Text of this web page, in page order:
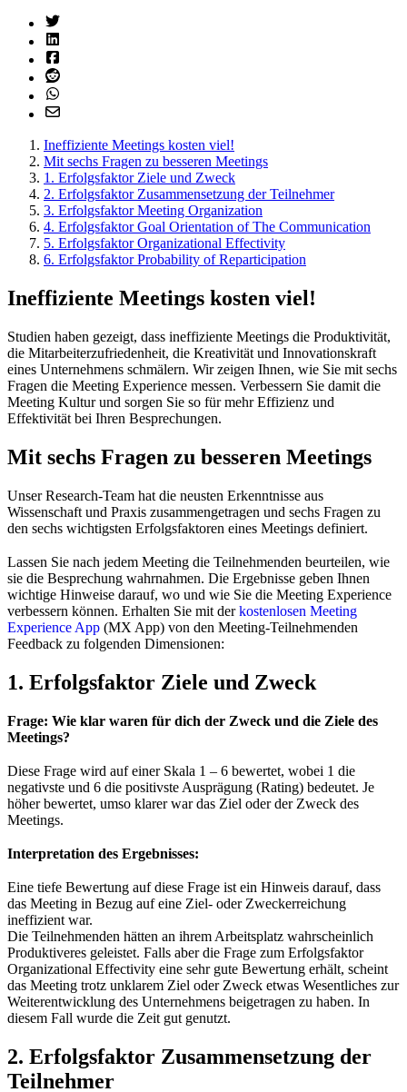
Ineffiziente Meetings kosten viel!
Mit sechs Fragen zu besseren Meetings
1. Erfolgsfaktor Ziele und Zweck
2. Erfolgsfaktor Zusammensetzung der Teilnehmer
3. Erfolgsfaktor Meeting Organization
4. Erfolgsfaktor Goal Orientation of The Communication
5. Erfolgsfaktor Organizational Effectivity
6. Erfolgsfaktor Probability of Reparticipation
Ineffiziente Meetings kosten viel!
Studien haben gezeigt, dass ineffiziente Meetings die Produktivität,
die Mitarbeiterzufriedenheit, die Kreativität und Innovationskraft
eines Unternehmens schmälern. Wir zeigen Ihnen, wie Sie mit sechs
Fragen die Meeting Experience messen. Verbessern Sie damit die
Meeting Kultur und sorgen Sie so für mehr Effizienz und
Effektivität bei Ihren Besprechungen.
Mit sechs Fragen zu besseren Meetings
Unser Research-Team hat die neusten Erkenntnisse aus
Wissenschaft und Praxis zusammengetragen und sechs Fragen zu
den sechs wichtigsten Erfolgsfaktoren eines Meetings definiert.
Lassen Sie nach jedem Meeting die Teilnehmenden beurteilen, wie
sie die Besprechung wahrnahmen. Die Ergebnisse geben Ihnen
wichtige Hinweise darauf, wo und wie Sie die Meeting Experience
verbessern können. Erhalten Sie mit derkostenlosen Meeting
Experience App (MX App) von den Meeting-Teilnehmenden
Feedback zu folgenden Dimensionen:
1. Erfolgsfaktor Ziele und Zweck
Frage: Wie klar waren für dich der Zweck und die Ziele des
Meetings?
Diese Frage wird auf einer Skala 1 – 6 bewertet, wobei 1 die
negativste und 6 die positivste Ausprägung (Rating) bedeutet. Je
höher bewertet, umso klarer war das Ziel oder der Zweck des
Meetings.
Interpretation des Ergebnisses:
Eine tiefe Bewertung auf diese Frage ist ein Hinweis darauf, dass
das Meeting in Bezug auf eine Ziel- oder Zweckerreichung
ineffizient war.
Die Teilnehmenden hätten an ihrem Arbeitsplatz wahrscheinlich
Produktiveres geleistet. Falls aber die Frage zum Erfolgsfaktor
Organizational Effectivity eine sehr gute Bewertung erhält, scheint
das Meeting trotz unklarem Ziel oder Zweck etwas Wesentliches zur
Weiterentwicklung des Unternehmens beigetragen zu haben. In
diesem Fall wurde die Zeit gut genutzt.
2. Erfolgsfaktor Zusammensetzung der
Teilnehmer